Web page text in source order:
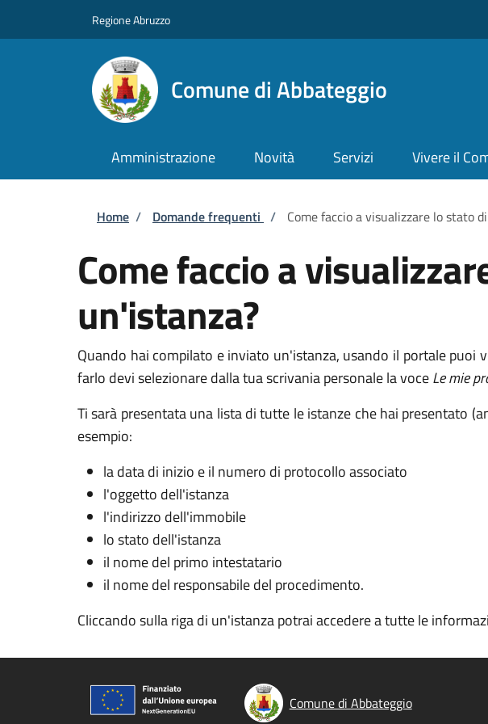
Regione Abruzzo
Comune di Abbateggio
Amministrazione Novità Servizi Vivere il
Briciole di pane
Home / Domande frequenti / Come faccio a visualizzare lo stato
Come faccio a
un'istanza?
Quando hai compilato e inviato un'istanza, usando il portale
farlo devi selezionare dalla tua scrivania personale la voceLe mie
Ti sarà presentata una lista di tutte le istanze che hai presentato
esempio:
la data di inizio e il numero di protocollo associato
l'oggetto dell'istanza
l'indirizzo dell'immobile
lo stato dell'istanza
il nome del primo intestatario
il nome del responsabile del procedimento.
Cliccando sulla riga di un'istanza potrai accedere a tutte le
Comune di Abbateggio